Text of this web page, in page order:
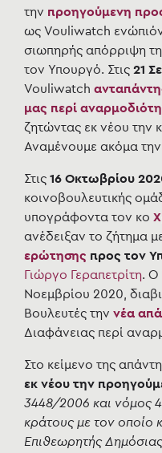
την προηγούμενη
ως Vouliwatch ενώπιόν
σιωπηρής απόρριψη
τον Υπουργό. Στις 21
Vouliwatch
μας περί
ζητώντας εκ νέου την
Αναμένουμε ακόμα
Στις 16 Οκτωβρίου
κοινοβουλευτικής
υπογράφοντα τον κο
ανέδειξαν το ζήτημα
ερώτησης προς τον
Γιώργο Γεραπετρίτη. Ο
Νοεμβρίου 2020,
Βουλευτές την νέα
Διαφάνειας περί
Στο κείμενο της
εκ νέου την
3448/2006 και νόμος
κράτους με τον οποίο
Επιθεωρητής